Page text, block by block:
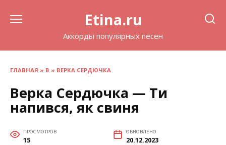
Etina.ru
Аккорды популярных песен
ГЛАВНАЯ » В » ВЕРКА СЕРДЮЧКА
Верка Сердючка — Ти
напився, як свиня
ПРОСМОТРОВ
15
ОБНОВЛЕНО
20.12.2023